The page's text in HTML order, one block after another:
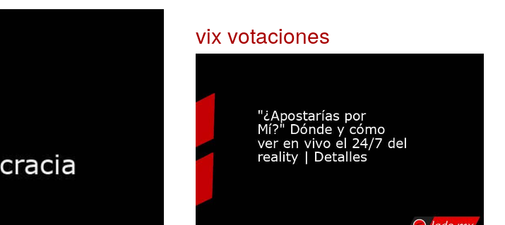
vix votaciones